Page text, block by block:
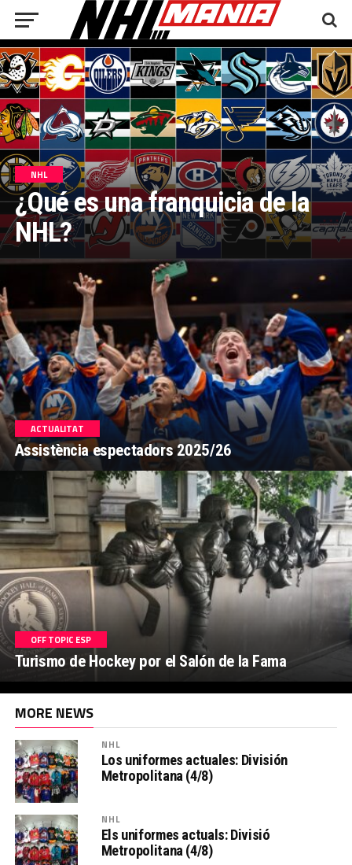
NHL
¿Qué es una franquicia de la
NHL?
ACTUALITAT
Assistència espectadors 2025/26
OFF TOPIC ESP
Turismo de Hockey por el Salón de la Fama
MORE NEWS
NHL
Los uniformes actuales: División
Metropolitana (4/8)
NHL
Els uniformes actuals: Divisió
Metropolitana (4/8)